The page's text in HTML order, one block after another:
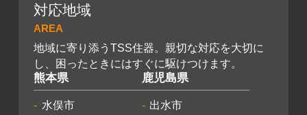
対応地域
AREA
地域に寄り添うTSS住器。親切な対応を大切に
し、困ったときにはすぐに駆けつけます。
熊本県
水俣市
鹿児島県
出水市